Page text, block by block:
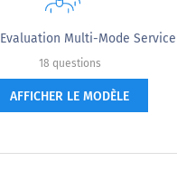
Multi-Mode Service
18 questions
AFFICHER LE MODÈLE